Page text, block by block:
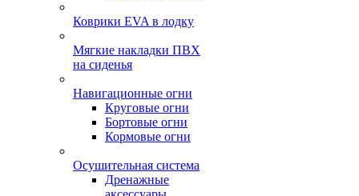
Коврики EVA в лодку
Мягкие накладки ПВХ
на сиденья
Навигационные огни
Круговые огни
Бортовые огни
Кормовые огни
Осушительная система
Дренажные